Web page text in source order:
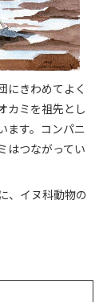
にきわめてよく
カミを祖先とし
ます。コンパニ
はつながってい
、イヌ科動物の